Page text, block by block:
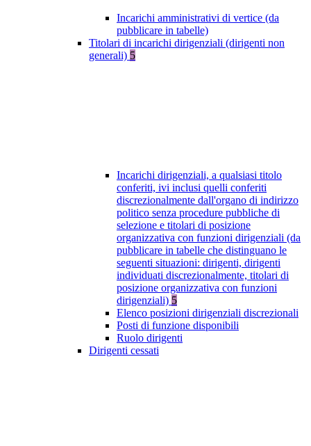
Incarichi amministrativi di vertice (da
pubblicare in tabelle)
Titolari di incarichi dirigenziali (dirigenti non
generali) 5
Incarichi dirigenziali, a qualsiasi titolo
conferiti, ivi inclusi quelli conferiti
discrezionalmente dall'organo di indirizzo
politico senza procedure pubbliche di
selezione e titolari di posizione
organizzativa con funzioni dirigenziali (da
pubblicare in tabelle che distinguano le
seguenti situazioni: dirigenti, dirigenti
individuati discrezionalmente, titolari di
posizione organizzativa con funzioni
dirigenziali) 5
Elenco posizioni dirigenziali discrezionali
Posti di funzione disponibili
Ruolo dirigenti
Dirigenti cessati